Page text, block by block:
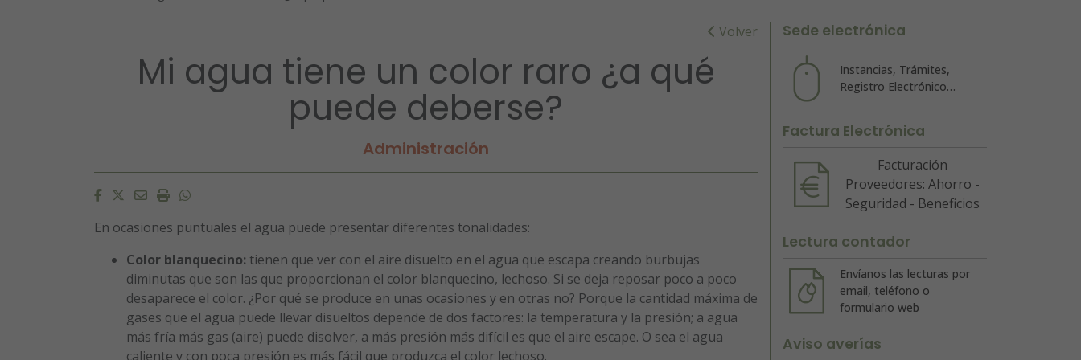
Volver
Mi agua tiene un color raro ¿a qué
puede deberse?
Administración
Facebook
Twitter
EmailImprimirWhatsapp
En ocasiones puntuales el agua puede presentar diferentes tonalidades:
Color blanquecino: tienen que ver con el aire disuelto en el agua que escapa creando burbujas
diminutas que son las que proporcionan el color blanquecino, lechoso. Si se deja reposar poco a poco
desaparece el color. ¿Por qué se produce en unas ocasiones y en otras no? Porque la cantidad máxima de
gases que el agua puede llevar disueltos depende de dos factores: la temperatura y la presión; a agua
más fría más gas (aire) puede disolver, a más presión más difícil es que el aire escape. O sea el agua
caliente y con poca presión es más fácil que produzca el color lechoso.
Sede electrónica
Instancias, Trámites,
Registro Electrónico…
Factura Electrónica
Facturación
Proveedores: Ahorro -
Seguridad - Beneficios
Lectura contador
Envíanos las lecturas por
email, teléfono o
formulario web
Aviso averías